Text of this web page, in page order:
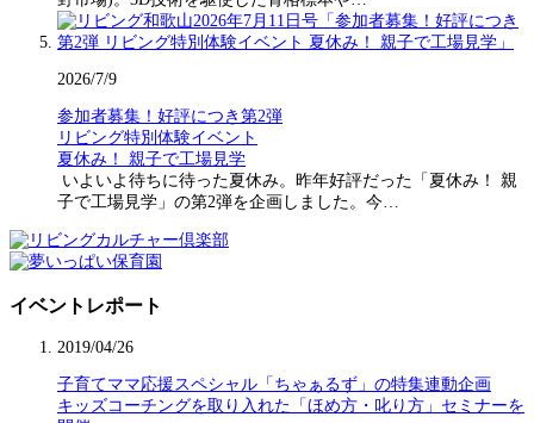
2026/7/9
参加者募集！好評につき第2弾
リビング特別体験イベント
夏休み！ 親子で工場見学
いよいよ待ちに待った夏休み。昨年好評だった「夏休み！ 親
子で工場見学」の第2弾を企画しました。今…
イベントレポート
2019/04/26
子育てママ応援スペシャル「ちゃぁるず」の特集連動企画
キッズコーチングを取り入れた「ほめ方・叱り方」セミナーを